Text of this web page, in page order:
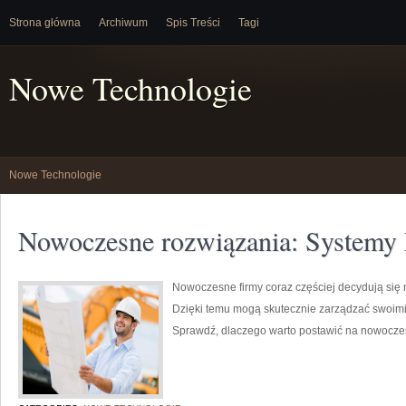
Strona główna Archiwum Spis Treści Tagi
Nowe Technologie
Nowe Technologie
Nowoczesne rozwiązania:
Nowoczesne firmy coraz częściej decydują
Dzięki temu mogą skutecznie zarządzać
Sprawdź, dlaczego warto postawić na